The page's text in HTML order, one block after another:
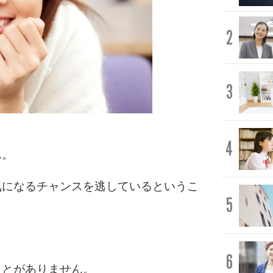
なるチャンスを逃しているというこ
がありません。
2
3
4
5
6